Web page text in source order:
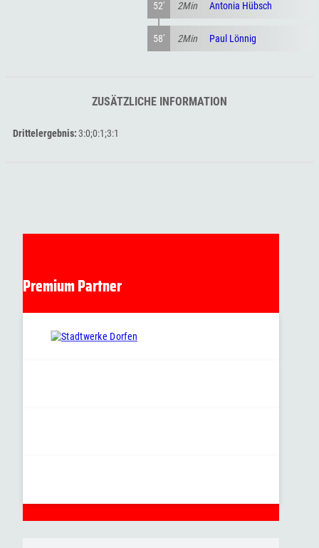
52' 2Min Antonia Hübsch
58' 2Min Paul Lönnig
ZUSÄTZLICHE INFORMATION
Drittelergebnis 3:0;0:1;3:1
Premium Partner